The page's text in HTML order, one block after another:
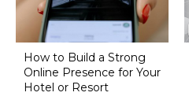
How to Build a Strong
Online Presence for Your
Hotel or Resort